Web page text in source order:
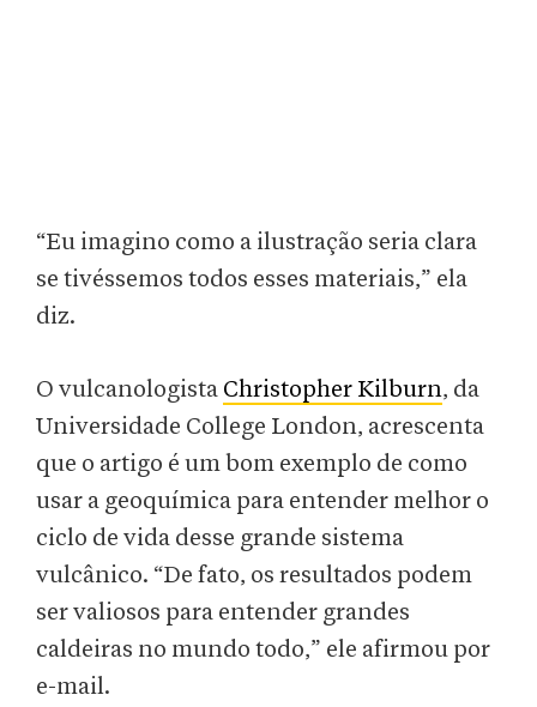
“Eu imagino como a ilustração seria clara
se tivéssemos todos esses materiais,” ela
diz.
O vulcanologista Christopher Kilburn, da
Universidade College London, acrescenta
que o artigo é um bom exemplo de como
usar a geoquímica para entender melhor o
ciclo de vida desse grande sistema
vulcânico. “De fato, os resultados podem
ser valiosos para entender grandes
caldeiras no mundo todo,” ele afirmou por
e-mail.